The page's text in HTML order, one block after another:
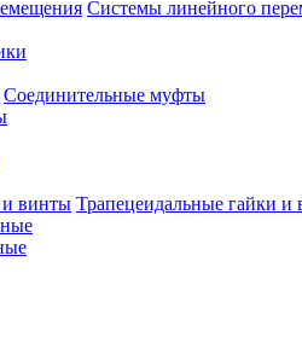
Системы линейного
Соединительные муфты
Трапецеидальные гайки и